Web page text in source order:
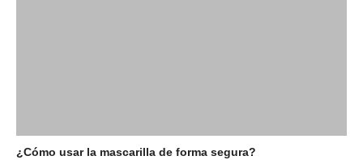
¿Cómo usar la mascarilla de forma segura?